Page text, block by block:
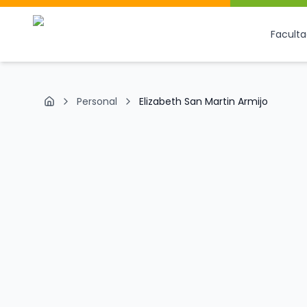
Inicio Personal Elizabeth San Martin Armijo